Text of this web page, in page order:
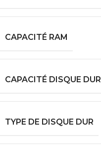
CAPACITÉ RAM
CAPACITÉ DISQUE DUR
TYPE DE DISQUE DUR